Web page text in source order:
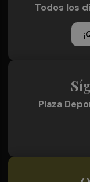
Todos los
Plaza